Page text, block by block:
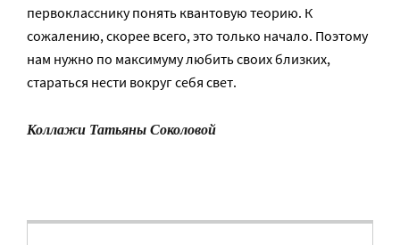
первокласснику понять квантовую теорию. К
сожалению, скорее всего, это только начало. Поэтому
нам нужно по максимуму любить своих близких,
стараться нести вокруг себя свет.
Коллажи Татьяны Соколовой